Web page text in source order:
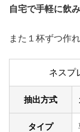
自宅で手軽に飲
また１杯ずつ作
ネスプ
抽出方式
タイプ